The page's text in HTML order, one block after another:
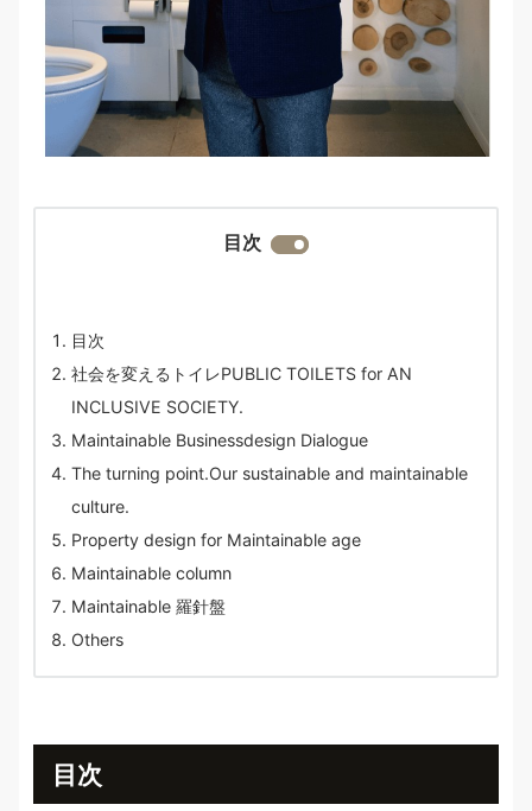
目次
目次
社会を変えるトイレPUBLIC TOILETS for AN
INCLUSIVE SOCIETY.
Maintainable Businessdesign Dialogue
The turning point.Our sustainable and maintainable
culture.
Property design for Maintainable age
Maintainable column
Maintainable 羅針盤
Others
目次